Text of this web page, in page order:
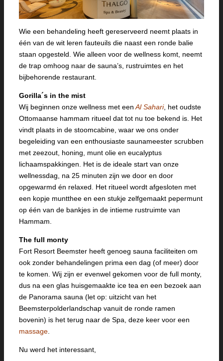
Wie een behandeling heeft gereserveerd neemt plaats in
één van de wit leren fauteuils die naast een ronde balie
staan opgesteld. Wie alleen voor de wellness komt, neemt
de trap omhoog naar de sauna’s, rustruimtes en het
bijbehorende restaurant.
Gorilla´s in the mist
Wij beginnen onze wellness met een Al Sahari, het oudste
Ottomaanse hammam ritueel dat tot nu toe bekend is. Het
vindt plaats in de stoomcabine, waar we ons onder
begeleiding van een enthousiaste saunameester scrubben
met zeezout, honing, munt olie en eucalyptus
lichaamspakkingen. Het is de ideale start van onze
wellnessdag, na 25 minuten zijn we door en door
opgewarmd én relaxed. Het ritueel wordt afgesloten met
een kopje muntthee en een stukje zelfgemaakt pepermunt
op één van de bankjes in de intieme rustruimte van
Hammam.
The full monty
Fort Resort Beemster heeft genoeg sauna faciliteiten om
ook zonder behandelingen prima een dag (of meer) door
te komen. Wij zijn er evenwel gekomen voor de full monty,
dus na een glas huisgemaakte ice tea en een bezoek aan
de Panorama sauna (let op: uitzicht van het
Beemsterpolderlandschap vanuit de ronde ramen
bovenin) is het terug naar de Spa, deze keer voor een
massage.
Nu werd het interessant,